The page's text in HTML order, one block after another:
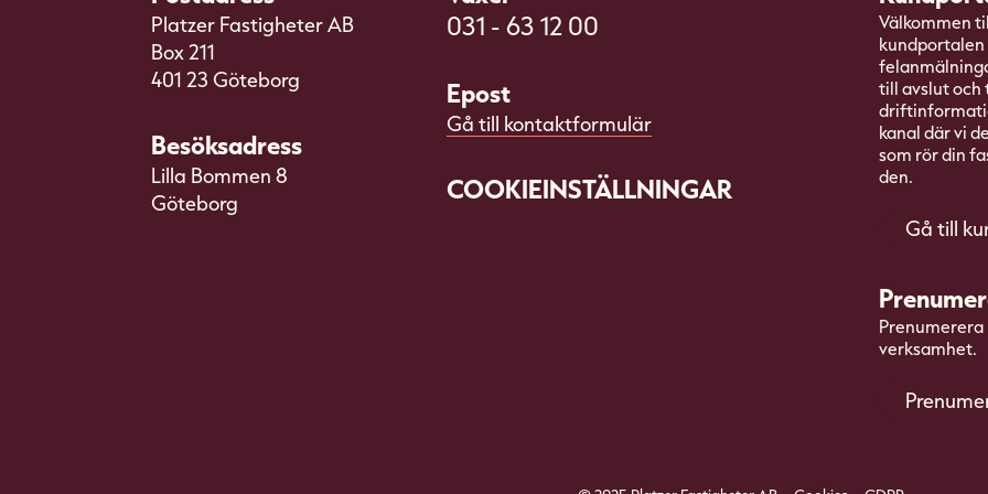
Platzer Fastigheter AB
Box 211
401 23 Göteborg
Besöksadress
Lilla Bommen 8
Göteborg
031 - 63 12 00
Epost
Gå till kontaktformulär
COOKIEINSTÄLLNINGAR
Välkommen
kundportalen
till avslut och
kanal där vi
som rör din
den.
Gå till
verksamhet.